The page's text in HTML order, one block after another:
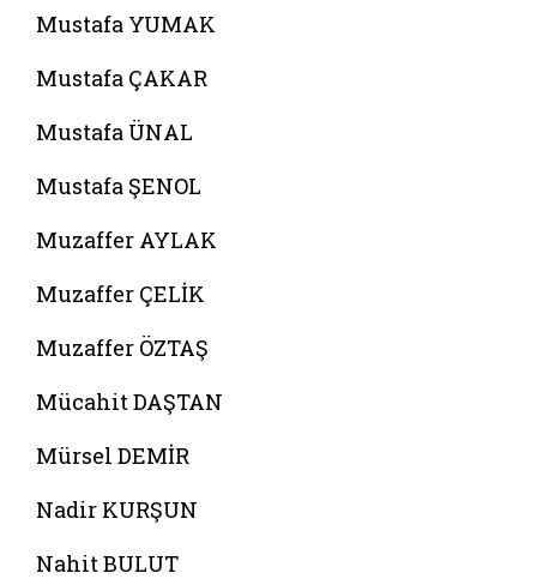
Mustafa YUMAK
Mustafa ÇAKAR
Mustafa ÜNAL
Mustafa ŞENOL
Muzaffer AYLAK
Muzaffer ÇELİK
Muzaffer ÖZTAŞ
Mücahit DAŞTAN
Mürsel DEMİR
Nadir KURŞUN
Nahit BULUT